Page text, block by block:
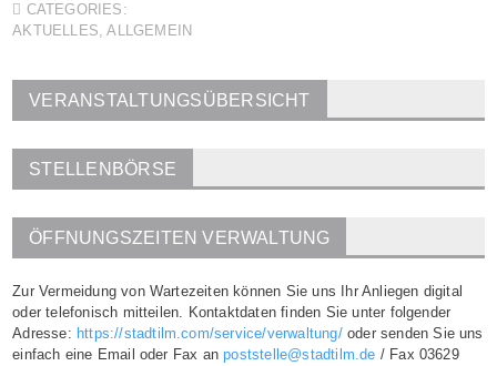
CATEGORIES:
AKTUELLES,ALLGEMEIN
VERANSTALTUNGSÜBERSICHT
STELLENBÖRSE
ÖFFNUNGSZEITEN VERWALTUNG
Zur Vermeidung von Wartezeiten können Sie uns Ihr Anliegen digital
oder telefonisch mitteilen. Kontaktdaten finden Sie unter folgender
Adresse: https://stadtilm.com/service/verwaltung/oder senden Sie uns
einfach eine Email oder Fax anpoststelle@stadtilm.de / Fax 03629